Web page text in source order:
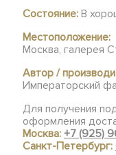
Состояние: В
Местоположение:
Москва, галерея
Автор /
Императорский
Для получения
оформления
Москва:+7 (925)
Санкт-Петербург: